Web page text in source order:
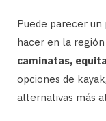
Puede parecer
hacer en la
caminatas,
opciones de
alternativas más